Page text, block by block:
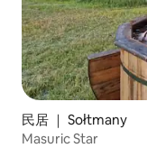
民居 ｜ Sołtmany
Masuric Star